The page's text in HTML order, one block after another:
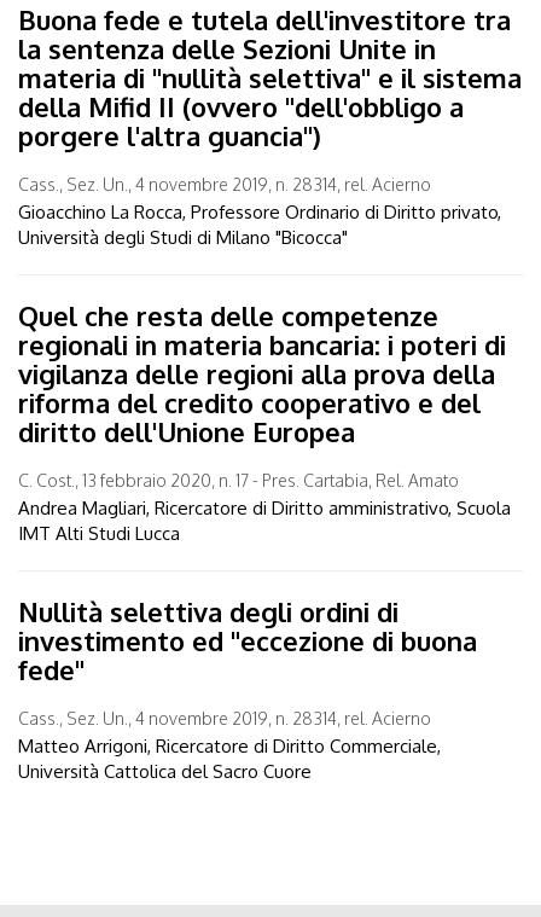
Buona fede e tutela dell'investitore tra
la sentenza delle Sezioni Unite in
materia di "nullità selettiva" e il sistema
della Mifid II (ovvero "dell'obbligo a
porgere l'altra guancia")
Cass., Sez. Un., 4 novembre 2019, n. 28314, rel. Acierno
Gioacchino La Rocca, Professore Ordinario di Diritto privato,
Università degli Studi di Milano "Bicocca"
Quel che resta delle competenze
regionali in materia bancaria: i poteri di
vigilanza delle regioni alla prova della
riforma del credito cooperativo e del
diritto dell'Unione Europea
C. Cost., 13 febbraio 2020, n. 17 - Pres. Cartabia, Rel. Amato
Andrea Magliari, Ricercatore di Diritto amministrativo, Scuola
IMT Alti Studi Lucca
Nullità selettiva degli ordini di
investimento ed "eccezione di buona
fede"
Cass., Sez. Un., 4 novembre 2019, n. 28314, rel. Acierno
Matteo Arrigoni, Ricercatore di Diritto Commerciale,
Università Cattolica del Sacro Cuore